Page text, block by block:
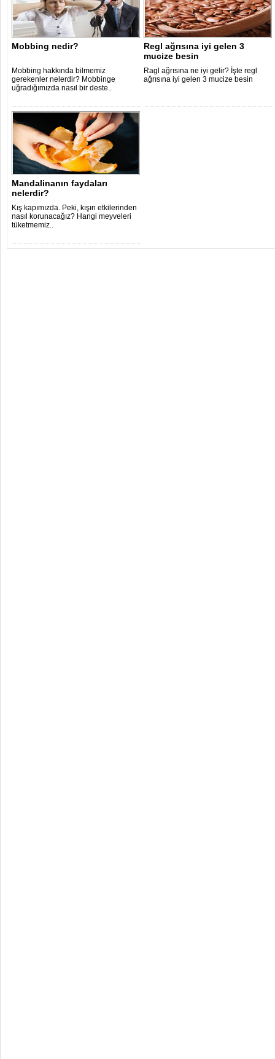
Mobbing nedir?
Mobbing hakkında bilmemiz
gerekenler nelerdir? Mobbinge
uğradığımızda nasıl bir deste..
Regl ağrısına iyi gelen 3
mucize besin
Ragl ağrısına ne iyi gelir? İşte regl
ağrısına iyi gelen 3 mucize besin
Mandalinanın faydaları
nelerdir?
Kış kapımızda. Peki, kışın etkilerinden
nasıl korunacağız? Hangi meyveleri
tüketmemiz..